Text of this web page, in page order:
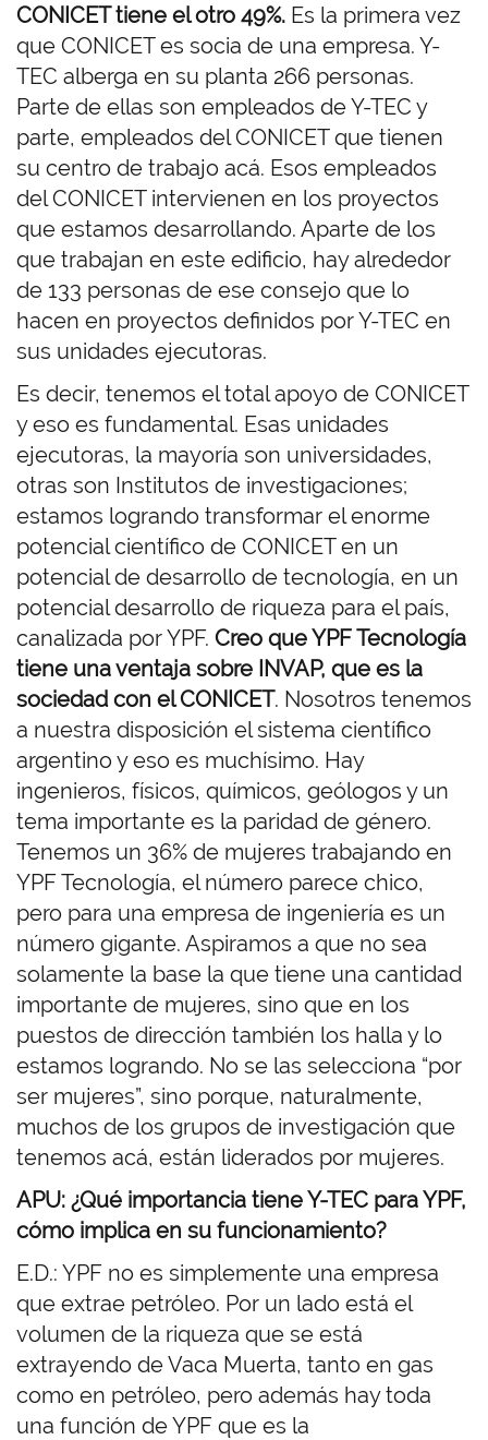
CONICET tiene el otro 49%. Es la primera vez
que CONICET es socia de una empresa. Y-
TEC alberga en su planta 266 personas.
Parte de ellas son empleados de Y-TEC y
parte, empleados del CONICET que tienen
su centro de trabajo acá. Esos empleados
del CONICET intervienen en los proyectos
que estamos desarrollando. Aparte de los
que trabajan en este edificio, hay alrededor
de 133 personas de ese consejo que lo
hacen en proyectos definidos por Y-TEC en
sus unidades ejecutoras.
Es decir, tenemos el total apoyo de CONICET
y eso es fundamental. Esas unidades
ejecutoras, la mayoría son universidades,
otras son Institutos de investigaciones;
estamos logrando transformar el enorme
potencial científico de CONICET en un
potencial de desarrollo de tecnología, en un
potencial desarrollo de riqueza para el país,
canalizada por YPF. Creo que YPF Tecnología
tiene una ventaja sobre INVAP, que es la
sociedad con el CONICET. Nosotros tenemos
a nuestra disposición el sistema científico
argentino y eso es muchísimo. Hay
ingenieros, físicos, químicos, geólogos y un
tema importante es la paridad de género.
Tenemos un 36% de mujeres trabajando en
YPF Tecnología, el número parece chico,
pero para una empresa de ingeniería es un
número gigante. Aspiramos a que no sea
solamente la base la que tiene una cantidad
importante de mujeres, sino que en los
puestos de dirección también los halla y lo
estamos logrando. No se las selecciona “por
ser mujeres”, sino porque, naturalmente,
muchos de los grupos de investigación que
tenemos acá, están liderados por mujeres.
APU: ¿Qué importancia tiene Y-TEC para YPF,
cómo implica en su funcionamiento?
E.D.: YPF no es simplemente una empresa
que extrae petróleo. Por un lado está el
volumen de la riqueza que se está
extrayendo de Vaca Muerta, tanto en gas
como en petróleo, pero además hay toda
una función de YPF que es la